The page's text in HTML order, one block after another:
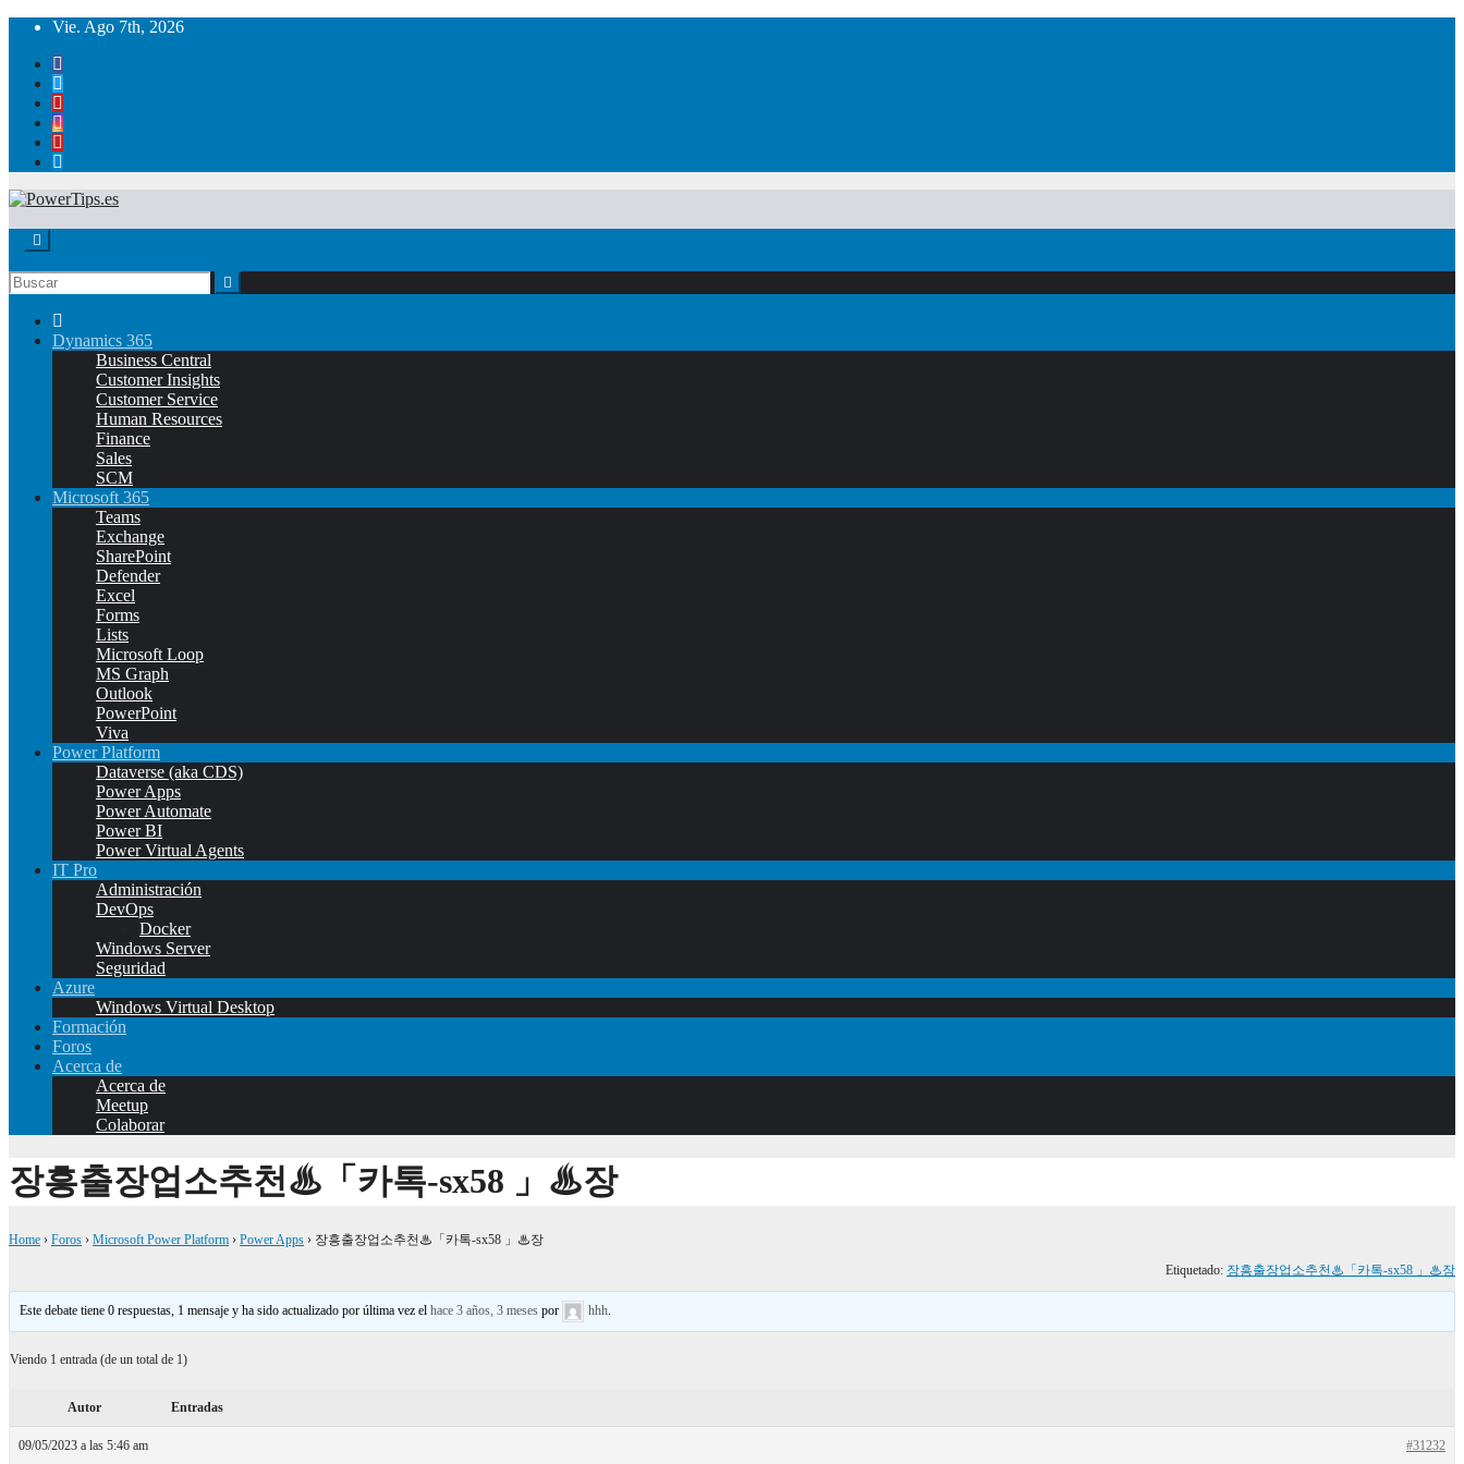
Vie. Ago 7th, 2026
Dynamics 365
Business Central
Customer Insights
Customer Service
Human Resources
Finance
Sales
SCM
Microsoft 365
Teams
Exchange
SharePoint
Defender
Excel
Forms
Lists
Microsoft Loop
MS Graph
Outlook
PowerPoint
Viva
Power Platform
Dataverse (aka CDS)
Power Apps
Power Automate
Power BI
Power Virtual Agents
IT Pro
Administración
DevOps
Docker
Windows Server
Seguridad
Azure
Windows Virtual Desktop
Formación
Foros
Acerca de
Acerca de
Meetup
Colaborar
장흥출장업소추천♨「카톡-sx58 」♨장
Home › Foros › Microsoft Power Platform › Power Apps › 장흥출장업소추천♨「카톡-sx58 」♨장
Etiquetado: 장흥출장업소추천♨「카톡-sx58 」♨장
Este debate tiene 0 respuestas, 1 mensaje y ha sido actualizado por última vez elhace 3 años, 3 meses por hhh
Viendo 1 entrada (de un total de 1)
Autor Entradas
09/05/2023 a las 5:46 am #31232